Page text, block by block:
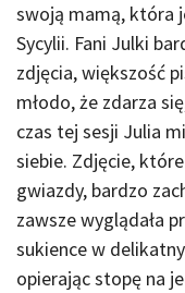
swoją mamą, która
Sycylii. Fani Julki
zdjęcia, większość
młodo, że zdarza
czas tej sesji Julia
siebie. Zdjęcie,
gwiazdy, bardzo
zawsze wyglądała
sukience w
opierając stopę na